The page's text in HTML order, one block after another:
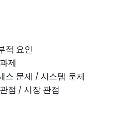
적 요인
제
스 문제 / 시스템 문제
점 / 시장 관점